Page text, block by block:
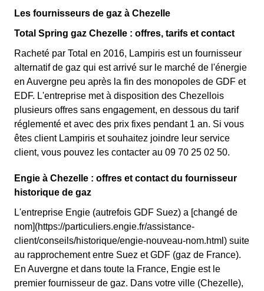
Les fournisseurs de gaz à Chezelle
Total Spring gaz Chezelle : offres, tarifs et contact
Racheté par Total en 2016, Lampiris est un fournisseur
alternatif de gaz qui est arrivé sur le marché de l'énergie
en Auvergne peu après la fin des monopoles de GDF et
EDF. L'entreprise met à disposition des Chezellois
plusieurs offres sans engagement, en dessous du tarif
réglementé et avec des prix fixes pendant 1 an. Si vous
êtes client Lampiris et souhaitez joindre leur service
client, vous pouvez les contacter au 09 70 25 02 50.
Engie à Chezelle : offres et contact du fournisseur
historique de gaz
L'entreprise Engie (autrefois GDF Suez) a [changé de
nom](https://particuliers.engie.fr/assistance-
client/conseils/historique/engie-nouveau-nom.html) suite
au rapprochement entre Suez et GDF (gaz de France).
En Auvergne et dans toute la France, Engie est le
premier fournisseur de gaz. Dans votre ville (Chezelle),